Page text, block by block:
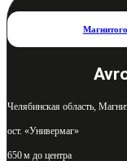
Челябинская область,
ост. «Универмаг»
650 м до центра